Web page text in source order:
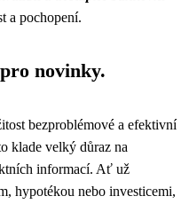
a pochopení.
novinky.
bezproblémové a efektivní
klade velký důraz na
informací. Ať už
hypotékou nebo investicemi,